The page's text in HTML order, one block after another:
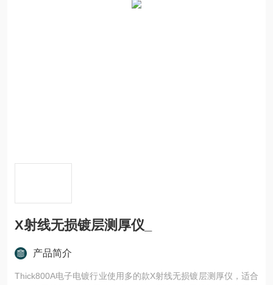
X射线无损镀层测厚仪_
产品简介
Thick800A电子电镀行业使用多的款X射线无损镀层测厚仪，适合